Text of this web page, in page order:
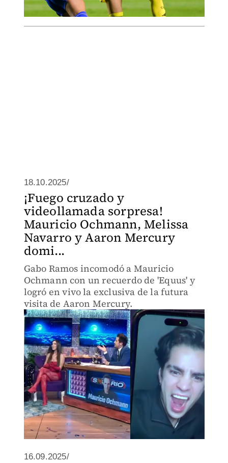
18.10.2025/
¡Fuego cruzado y
videollamada sorpresa!
Mauricio Ochmann, Melissa
Navarro y Aaron Mercury
domi...
Gabo Ramos incomodó a Mauricio
Ochmann con un recuerdo de 'Equus' y
logró en vivo la exclusiva de la futura
visita de Aaron Mercury.
16.09.2025/